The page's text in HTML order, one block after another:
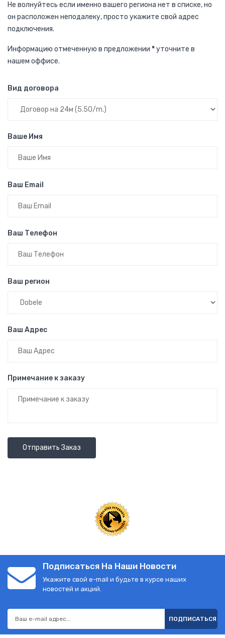
Не волнуйтесь если именно вашего региона нет в списке, но
он расположен неподалеку, просто укажите свой адрес
подключения.
Информацию отмеченную в предложении *уточните в
нашем оффисе.
Вид договора
Ваше Имя
Ваш Email
Ваш Телефон
Ваш регион
Ваш Адрес
Примечание к заказу
Отправить Заказ
Подписаться На Наши Новости
Укажите свой e-mail и будьте в курсе наших
новостей и акций.
ПОДПИСАТЬСЯ